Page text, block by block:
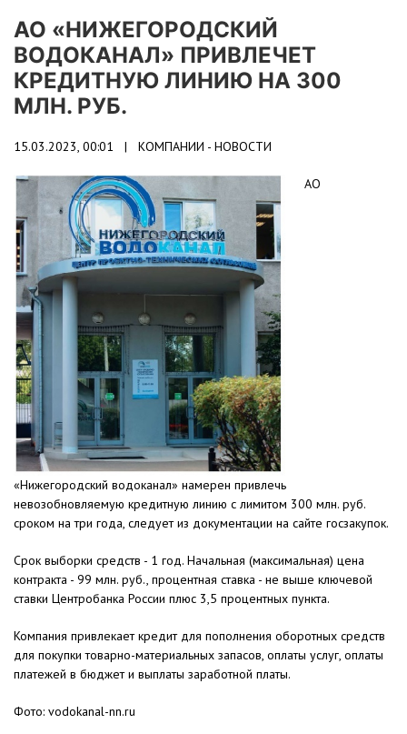
АО «НИЖЕГОРОДСКИЙ
ВОДОКАНАЛ» ПРИВЛЕЧЕТ
КРЕДИТНУЮ ЛИНИЮ НА 300
МЛН. РУБ.
15.03.2023, 00:01 | КОМПАНИИ - НОВОСТИ
АО
«Нижегородский водоканал» намерен привлечь
невозобновляемую кредитную линию с лимитом 300 млн. руб.
сроком на три года, следует из документации на сайте госзакупок.
Срок выборки средств - 1 год. Начальная (максимальная) цена
контракта - 99 млн. руб., процентная ставка - не выше ключевой
ставки Центробанка России плюс 3,5 процентных пункта.
Компания привлекает кредит для пополнения оборотных средств
для покупки товарно-материальных запасов, оплаты услуг, оплаты
платежей в бюджет и выплаты заработной платы.
Фото: vodokanal-nn.ru